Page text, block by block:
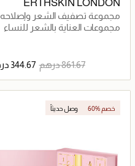
ERTHSKIN LONDON
مجموعة تصفيف الشعر وإصلاحه
المتكاملة (فرشاة شعر احترافية
مجموعات العناية بالشعر للنساء
⁦861.67⁩ درهم ⁦344.67⁩ درهم
جاري تحميل التفاصيل
60% خصم وصل حديثاً